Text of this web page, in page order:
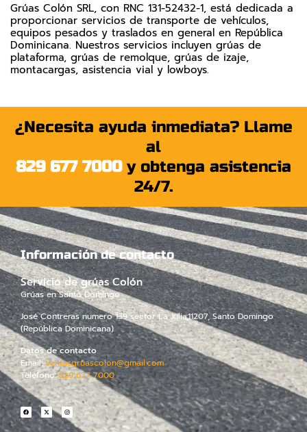
Grúas Colón SRL, con RNC 131-52432-1, está dedicada a
proporcionar servicios de transporte de vehículos,
equipos pesados y traslados en general en República
Dominicana. Nuestros servicios incluyen grúas de
plataforma, grúas de remolque, grúas de izaje,
montacargas, asistencia vial y lowboys.
¿Necesita ayuda inmediata? Llame
al
829 677 7000y obtenga asistencia
24/7.
Información de contacto
Servicio de grúas Colón
Grúas en Santo Domingo
José Contreras numero 139 sector La Julia,11207, Santo Domingo
(República Dominicana)
Datos de contacto
Email:ventasgruascolon@gmail.com
Teléfono:829 677 7000